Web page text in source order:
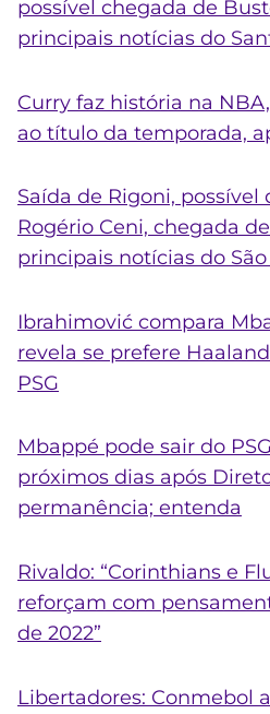
possível chegada de
principais notícias do
Curry faz história na
ao título da temporada,
Saída de Rigoni, possível
Rogério Ceni, chegada
principais notícias do
Ibrahimović compara
revela se prefere
PSG
Mbappé pode sair do
próximos dias após
permanência; entenda
Rivaldo: “Corinthians e
reforçam com
de 2022”
Libertadores: Conmebol